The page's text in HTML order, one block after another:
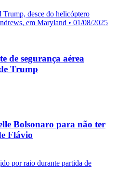
de segurança aérea
Trump
Bolsonaro para não ter
Flávio